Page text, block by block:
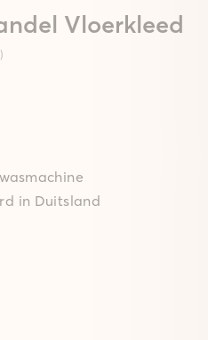
Vloerkleed
)
in Duitsland